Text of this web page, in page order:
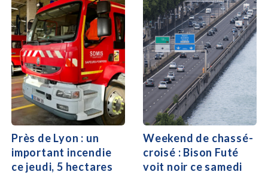
Près de Lyon : un
important incendie
ce jeudi, 5 hectares
Weekend de chassé-
croisé : Bison Futé
voit noir ce samedi